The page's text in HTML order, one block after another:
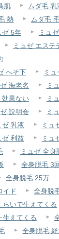
肌
ムダ毛 乳
熱 ムダ毛
ゼ 5年 ミュ
ミュゼ エステ
へそ下
ミ
海老名 ミ
効果ない
ミ
説明会
ミ
ゼ 乳液 ミュ
ゼ 利益 ミュ
ミュゼ 全身
全身脱毛 3
全身脱毛 25万
イド
全身脱
らいで生えてくる
生えてくる
全身脱毛 経